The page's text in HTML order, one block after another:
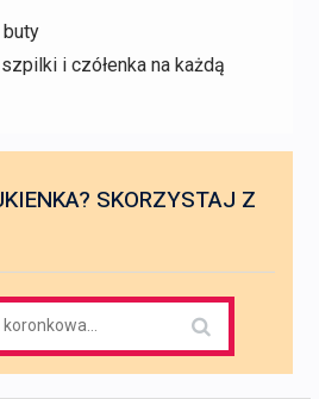
i czółenka na każdą
SKORZYSTAJ Z